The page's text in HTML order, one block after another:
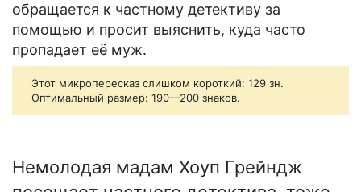
обращается к частному детективу за
помощью и просит выяснить, куда часто
пропадает её муж.
Этот микропересказ слишком короткий: 129 зн.
Оптимальный размер: 190—200 знаков.
Немолодая мадам Хоуп Грейндж